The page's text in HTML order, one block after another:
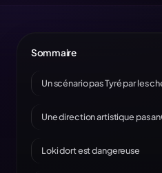
Sommaire
Un scénario pas Tyré par les
Une direction artistique pas
Loki dort est dangereuse